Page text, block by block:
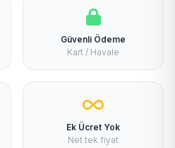
Güvenli Ödeme
Kart / Havale
Ek Ücret Yok
Net tek fiyat